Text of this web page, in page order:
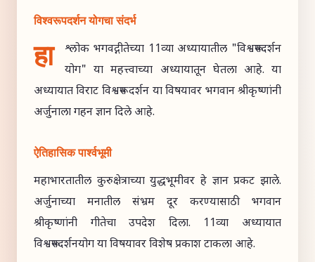
विश्वरूपदर्शन योगचा संदर्भ
हा
श्लोक भगवद्गीतेच्या 11व्या अध्यायातील "विश्वरूपदर्शन
योग" या महत्त्वाच्या अध्यायातून घेतला आहे. या
अध्यायात विराट विश्वरूप दर्शन या विषयावर भगवान श्रीकृष्णांनी
अर्जुनाला गहन ज्ञान दिले आहे.
ऐतिहासिक पार्श्वभूमी
महाभारतातील कुरुक्षेत्राच्या युद्धभूमीवर हे ज्ञान प्रकट झाले.
अर्जुनाच्या मनातील संभ्रम दूर करण्यासाठी भगवान
श्रीकृष्णांनी गीतेचा उपदेश दिला. 11व्या अध्यायात
विश्वरूपदर्शनयोग या विषयावर विशेष प्रकाश टाकला आहे.